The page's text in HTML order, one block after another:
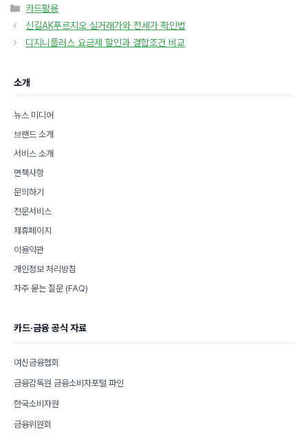
카
테
리
카드활용
신길AK푸르지오 실거래가와 전세가 확인법
디지니플러스 요금제 할인과 결합조건 비교
소개
뉴스 미디어
브랜드 소개
서비스 소개
면책사항
문의하기
전문서비스
제휴페이지
이용약관
개인정보 처리방침
자주 묻는 질문 (FAQ)
카드·금융 공식 자료
여신금융협회
금융감독원 금융소비자포털 파인
한국소비자원
금융위원회